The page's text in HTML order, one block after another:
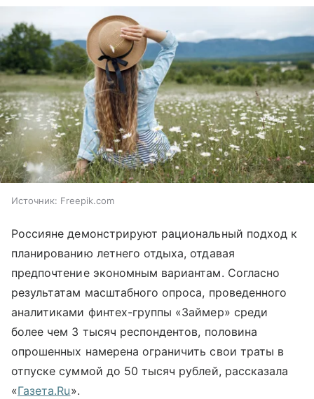
Источник: Freepik.com
Россияне демонстрируют рациональный подход к
планированию летнего отдыха, отдавая
предпочтение экономным вариантам. Согласно
результатам масштабного опроса, проведенного
аналитиками финтех-группы «Займер» среди
более чем 3 тысяч респондентов, половина
опрошенных намерена ограничить свои траты в
отпуске суммой до 50 тысяч рублей, рассказала
«Газета.Ru».